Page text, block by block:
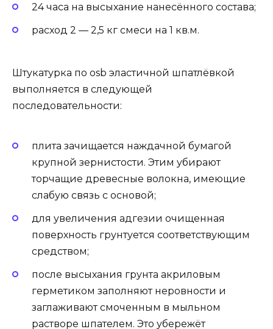
24 часа на высыхание нанесённого состава;
расход 2 — 2,5 кг смеси на 1 кв.м.
Штукатурка по osb эластичной шпатлёвкой
выполняется в следующей
последовательности:
плита зачищается наждачной бумагой
крупной зернистости. Этим убирают
торчащие древесные волокна, имеющие
слабую связь с основой;
для увеличения адгезии очищенная
поверхность грунтуется соответствующим
средством;
после высыхания грунта акриловым
герметиком заполняют неровности и
заглаживают смоченным в мыльном
растворе шпателем. Это убережёт